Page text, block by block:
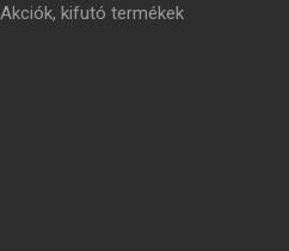
Akciók, kifutó termékek